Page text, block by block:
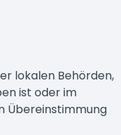
lokalen Behörden,
ist oder im
Übereinstimmung